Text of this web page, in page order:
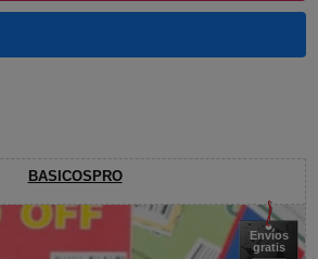
BASICOSPRO
Envíos
gratis